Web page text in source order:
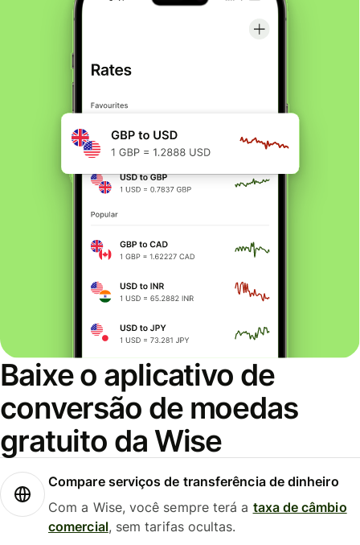
Baixe o aplicativo de
conversão de moedas
gratuito da Wise
Compare serviços de transferência de dinheiro
Com a Wise, você sempre terá a taxa de câmbio
comercial, sem tarifas ocultas.